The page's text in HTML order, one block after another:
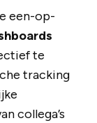
een-op-
te
tracking
collega’s